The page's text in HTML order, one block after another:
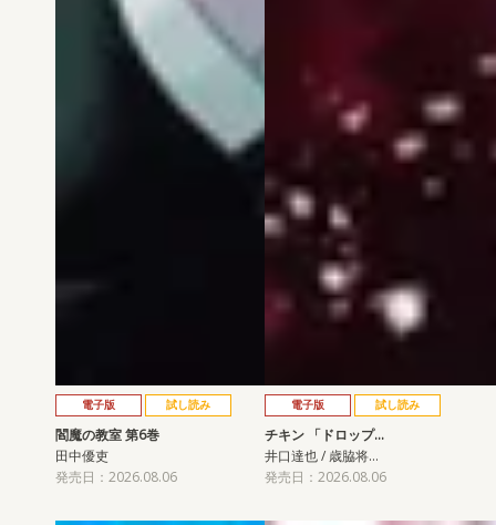
電子版 試し読み
閻魔の教室 第6巻
田中優吏
発売日：2026.08.06
電子版 試し読み
チキン 「ドロップ…
井口達也 / 歳脇将…
発売日：2026.08.06